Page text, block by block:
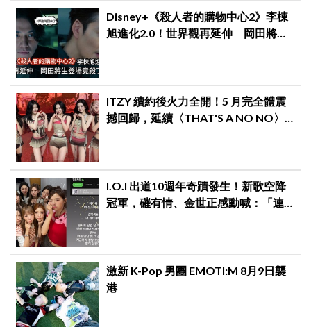
Disney+《殺人者的購物中心2》李棟
旭進化2.0！世界觀再延伸 岡田將生
ITZY 續約後火力全開！5 月完全體震
撼回歸，延續〈THAT'S A NO NO〉
I.O.I 出道10週年奇蹟發生！新歌空降
冠軍，磪有情、金世正感動喊：「連
激新 K-Pop 男團 EMOTI:M 8月9日襲
港